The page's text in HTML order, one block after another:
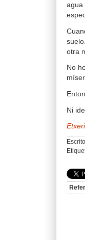
agua
otra
No
Ni